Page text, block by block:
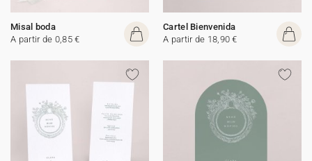
Misal boda
A partir de 0,85 €
Cartel Bienvenida
A partir de 18,90 €